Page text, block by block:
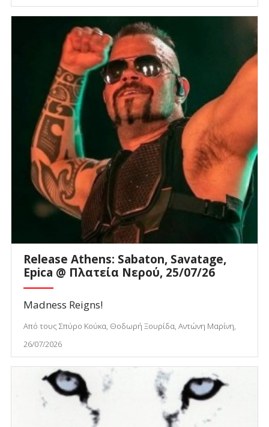
Release Athens: Sabaton, Savatage,
Epica @ Πλατεία Νερού, 25/07/26
Madness Reigns!
Από τους Σπύρο Κούκα, Θοδωρή Ξουρίδα, Αντώνη Μαρίνη,
26/07/2026